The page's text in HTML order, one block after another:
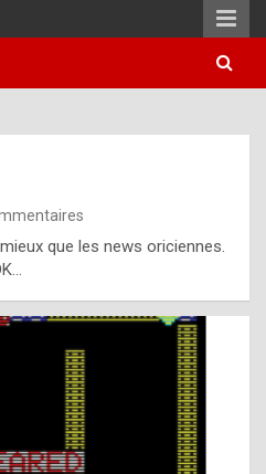
i
u
l
y
que les news oriciennes.